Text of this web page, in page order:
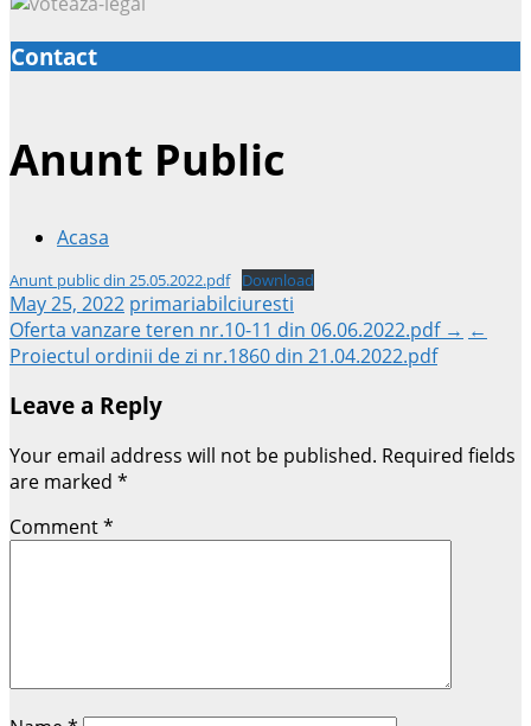
Contact
Anunt Public
Acasa
Anunt public din 25.05.2022.pdf Download
May 25, 2022 primariabilciuresti
Post
navigation
Oferta vanzare teren nr.10-11 din 06.06.2022.pdf → ←
Proiectul ordinii de zi nr.1860 din 21.04.2022.pdf
Leave a Reply
Your email address will not be published. Required fields
are marked *
Comment*